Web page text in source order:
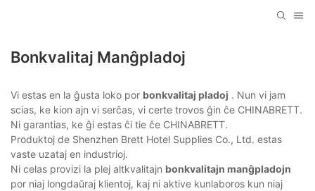
Bonkvalitaj Manĝpladoj
Vi estas en la ĝusta loko por bonkvalitaj pladoj . Nun vi jam
scias, ke kion ajn vi serĉas, vi certe trovos ĝin ĉe CHINABRETT.
Ni garantias, ke ĝi estas ĉi tie ĉe CHINABRETT.
Produktoj de Shenzhen Brett Hotel Supplies Co., Ltd. estas
vaste uzataj en industrioj.
Ni celas provizi la plej altkvalitajn bonkvalitajn manĝpladojn
por niaj longdaŭraj klientoj, kaj ni aktive kunlaboros kun niaj